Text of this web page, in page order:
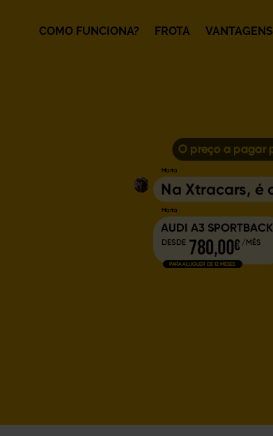
COMO FUNCIONA? FROTA VANTAGENS